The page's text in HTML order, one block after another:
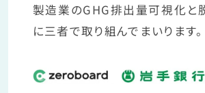
製造業のGHG排出量可視化と
に三者で取り組んでまいります。